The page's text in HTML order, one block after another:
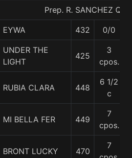
Prep. R. SANCHEZ Q.
EYWA 432 0/0
UNDER THE
LIGHT
425
3
cpos.
RUBIA CLARA 448
6 1/2
c
MI BELLA FER 449
7
cpos.
BRONT LUCKY 470
7